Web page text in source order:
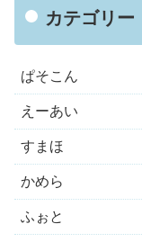
カテゴリー
ぱそこん
えーあい
すまほ
かめら
ふぉと